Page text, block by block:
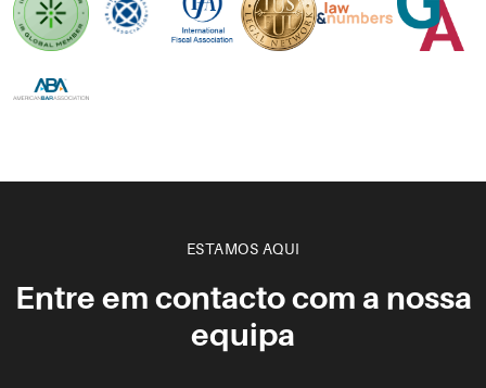
ESTAMOS AQUI
Entre em contacto com a nossa
equipa